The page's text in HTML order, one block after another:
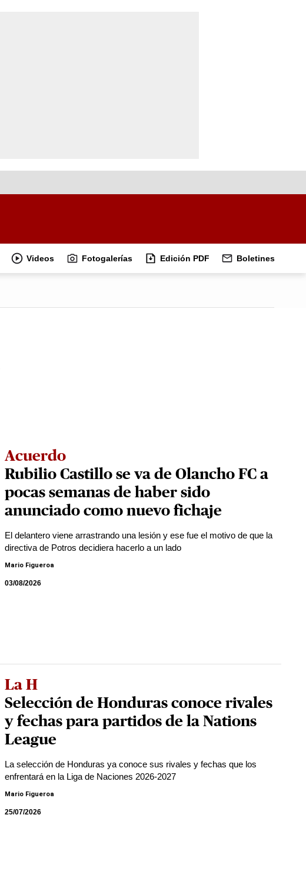
Videos Fotogalerías Edición PDF Boletines
Acuerdo
Rubilio Castillo se va de Olancho FC a
pocas semanas de haber sido
anunciado como nuevo fichaje
El delantero viene arrastrando una lesión y ese fue el motivo de que la
directiva de Potros decidiera hacerlo a un lado
Mario Figueroa
03/08/2026
La H
Selección de Honduras conoce rivales
y fechas para partidos de la Nations
League
La selección de Honduras ya conoce sus rivales y fechas que los
enfrentará en la Liga de Naciones 2026-2027
Mario Figueroa
25/07/2026